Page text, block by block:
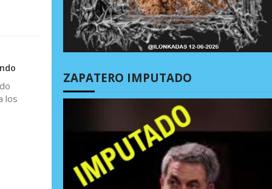
los
ZAPATERO IMPUTADO